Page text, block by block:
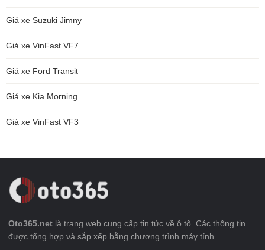
Giá xe Suzuki Jimny
Giá xe VinFast VF7
Giá xe Ford Transit
Giá xe Kia Morning
Giá xe VinFast VF3
Oto365.net là trang web cung cấp tin tức về ô tô. Các thông tin
được tổng hợp và sắp xếp bằng chương trình máy tính